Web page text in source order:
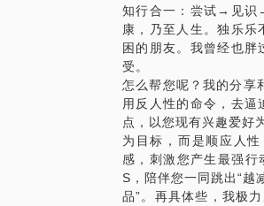
减肥难？
哪怕没掉过坑，也
已经很控制饮食，
明明运动得很猛，
道理方法都知道，
滴滴~减肥老司机来
【为什么做团课】
知行合一：尝试→见识
康，乃至人生。独乐
困的朋友。我曾经也
受。
怎么帮您呢？我的分享
用反人性的命令，去
点，以您现有兴趣爱好
为目标，而是顺应人
感，刺激您产生最强行
S，陪伴您一同跳出“越
品”。再具体些，我极